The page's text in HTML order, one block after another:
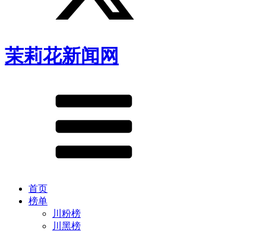
茉莉花新闻网
首页
榜单
川粉榜
川黑榜